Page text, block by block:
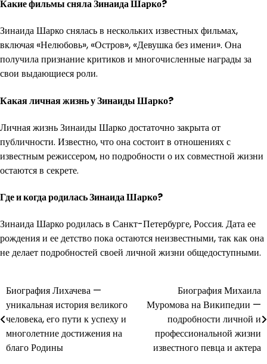
Какие фильмы сняла Зинаида Шарко?
Зинаида Шарко снялась в нескольких известных фильмах,
включая «Нелюбовь», «Остров», «Девушка без имени». Она
получила признание критиков и многочисленные награды за
свои выдающиеся роли.
Какая личная жизнь у Зинаиды Шарко?
Личная жизнь Зинаиды Шарко достаточно закрыта от
публичности. Известно, что она состоит в отношениях с
известным режиссером, но подробности о их совместной жизни
остаются в секрете.
Где и когда родилась Зинаида Шарко?
Зинаида Шарко родилась в Санкт-Петербурге, Россия. Дата ее
рождения и ее детство пока остаются неизвестными, так как она
не делает подробностей своей личной жизни общедоступными.
Навигация
по
записям
Биография Лихачева —
уникальная история великого
человека, его пути к успеху и
многолетние достижения на
благо Родины
Биография Михаила
Муромова на Википедии —
подробности личной и
профессиональной жизни
известного певца и актера